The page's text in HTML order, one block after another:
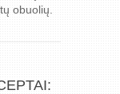
obuolių.